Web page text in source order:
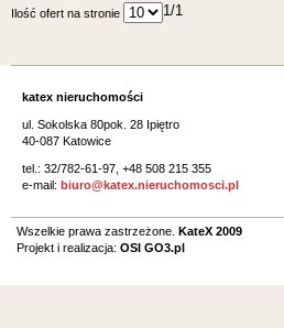
Ilość ofert na stronie
katex nieruchomości
ul. Sokolska 80pok. 28 Ipiętro
40-087 Katowice
tel.: 32/782-61-97, +48 508 215 355
e-mail: biuro@katex.nieruchomosci.pl
Wszelkie prawa zastrzeżone. KateX 2009
Projekt i realizacja: OSI GO3.pl